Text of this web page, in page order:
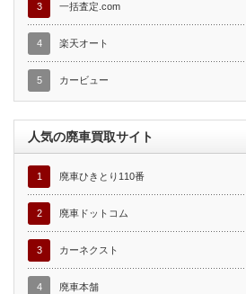
3 一括査定.com
4 楽天オート
5 カービュー
人気の廃車買取サイト
1 廃車ひきとり110番
2 廃車ドットコム
3 カーネクスト
4 廃車本舗